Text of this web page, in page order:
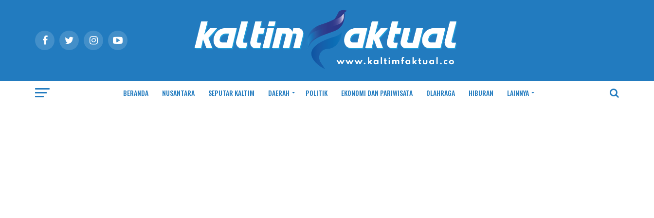
BERANDA NUSANTARA SEPUTAR KALTIM DAERAH POLITIK EKONOMI DAN PARIWISATA OLAHRAGA HIBURAN LAINNYA